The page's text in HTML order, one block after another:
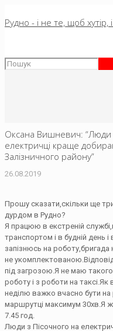
Рудно - і не те, щоб
Оксана Вишневич: “Люди
електричці краще
Залізничного району”
26.08.2019
Прошу сказати,скільки ще
дурдом в Рудно?
Я працюю в екстреній
транспортом і в будній день
запізнюсь на
не
під загрозою.Я не маю
роботу і з роботи на
неділю важко вчасно бути на
маршрутці максимум 30хв.Я
7.45 год.
Люди з Пісочного на